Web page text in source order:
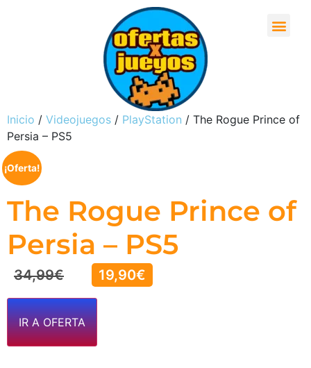
Inicio / Videojuegos / PlayStation / The Rogue Prince of
Persia – PS5
¡Oferta!
The Rogue Prince of
Persia – PS5
34,99€ 19,90€
IR A OFERTA